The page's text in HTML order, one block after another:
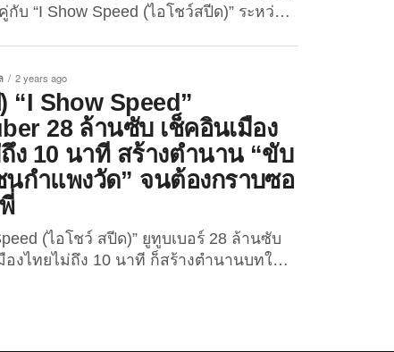
บ “I Show Speed (ไอโชว์สปีด)” ระหว่าง
งแรกของ “I Show Speed” ยูทูบเบอร์ 28.7
านพ้นไปแล้วตั้งแต่กลางสัปดาห์ที่ผ่านมา
สดของเขาในดินแดนสยามเมืองยิ้มยังคงถูก
กโซเชียลทั้งในไทยและต่างประเทศอย่าง
พราะนอกจากยูทูบเบอร์หนุ่มชาวอเมริกันวัย
างประวัติศาสตร์เป็นยูทูบเบอร์ที่มียอดผู้ชม
มากที่สุดในโลก กว่า 600,000...
2 years ago
“I Show Speed”
28 ล้านซับ เช็คอินเมือง
ง 10 นาที สร้างตำนาน “ขับ
กำแพงวัด” จนต้องกราบซอ
(ไอโชว์ สปีด)” ยูทูบเบอร์ 28 ล้านซับ
องไทยไม่ถึง 10 นาที ก็สร้างตำนานบทใหม่